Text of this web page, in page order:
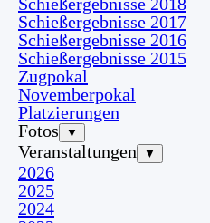
Schießergebnisse 2017
Schießergebnisse 2016
Schießergebnisse 2015
Zugpokal
Novemberpokal
Platzierungen
Fotos
▼
Veranstaltungen ▼
2026
2025
2024